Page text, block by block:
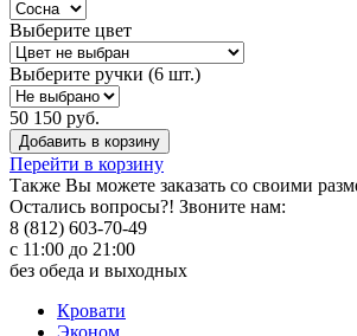
Выберите цвет
Выберите ручки (6 шт.)
50 150 руб.
Добавить в корзину
Перейти в корзину
Также Вы можете заказать со своими
Остались вопросы?! Звоните нам:
8 (812) 603-70-49
с 11:00 до 21:00
без обеда и выходных
Кровати
Эконом